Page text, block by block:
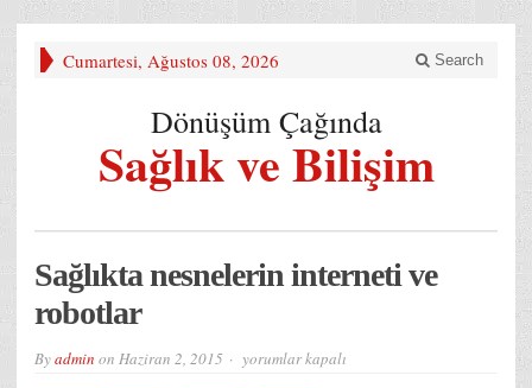
Cumartesi, Ağustos 08, 2026 Search
Dönüşüm Çağında
Sağlık ve Bilişim
Sağlıkta nesnelerin interneti ve
robotlar
Byadmin on Haziran 2, 2015 Sağlıkta
nesnelerin
yorumlar kapalı